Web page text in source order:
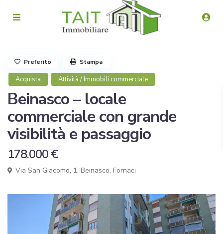
Acquista Attività / Immobili commerciale
Beinasco – locale
commerciale con grande
visibilità e passaggio
178.000 €
Via San Giacomo, 1, Beinasco, Fornaci
Preferito Stampa